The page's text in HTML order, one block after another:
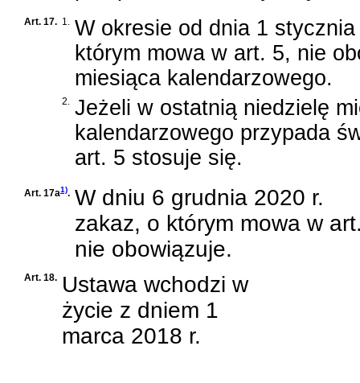
Art. 17. 1. W okresie od dnia 1
którym mowa w art. 5, nie
miesiąca kalendarzowego.
2. Jeżeli w ostatnią niedzielę
kalendarzowego przypada
art. 5 stosuje się.
Art. 17a1). W dniu 6 grudnia 2020 r.
zakaz, o którym mowa w
nie obowiązuje.
Art. 18. Ustawa wchodzi w
życie z dniem 1
marca 2018 r.